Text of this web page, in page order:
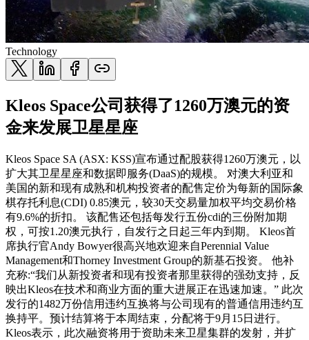
Technology
Kleos Space公司获得了1260万澳元的资
金来发展卫星星座
Kleos Space SA (ASX: KSS)宣布通过配股获得1260万澳元，以
扩大其卫星星座和数据即服务(DaaS)的规模。 对澳大利亚和
美国的新和现有成熟和机构投资者的配售定价为每新的国际象
棋存托利息(CDI) 0.85澳元，较30天交易量加权平均交易价格
有9.6%的折扣。 该配售还包括每发行五份cdi的三份附加期
权，可按1.20澳元执行，自发行之日起三年内到期。 Kleos首
席执行官Andy Bowyer很高兴地欢迎来自Perennial Value
Management和Thorney Investment Group的新基石投资。 他补
充称:“我们从新投资者和现有投资者那里获得的强劲支持，反
映出Kleos在技术和商业方面的重大进展正在迅速加速。” 此次
发行的1482万份信用违约互换将与公司现有的普通信用违约互
换持平。预计结算将于本周结束，分配将于9月15日进行。
Kleos表示，此次融资将用于资助未来卫星集群的发射，并扩